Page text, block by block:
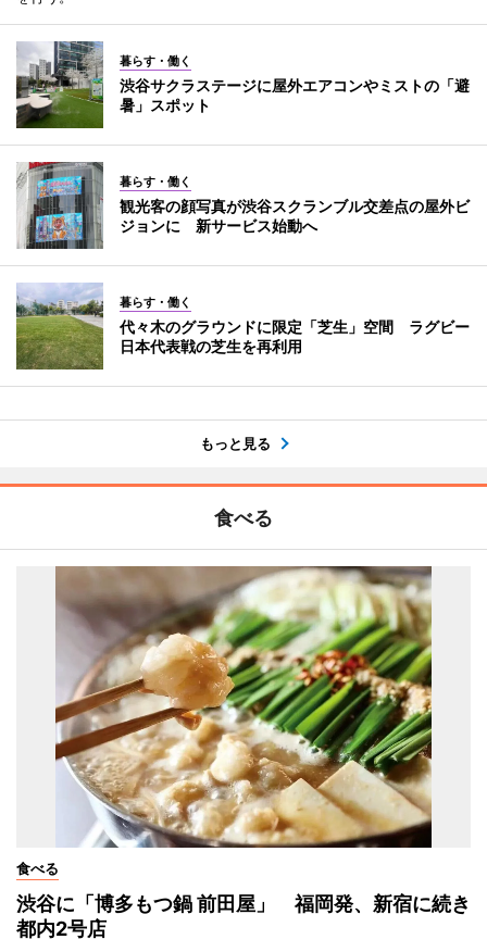
暮らす・働く
渋谷サクラステージに屋外エアコンやミストの「避
暑」スポット
暮らす・働く
観光客の顔写真が渋谷スクランブル交差点の屋外ビ
ジョンに 新サービス始動へ
暮らす・働く
代々木のグラウンドに限定「芝生」空間 ラグビー
日本代表戦の芝生を再利用
もっと見る
食べる
食べる
渋谷に「博多もつ鍋 前田屋」 福岡発、新宿に続き
都内2号店